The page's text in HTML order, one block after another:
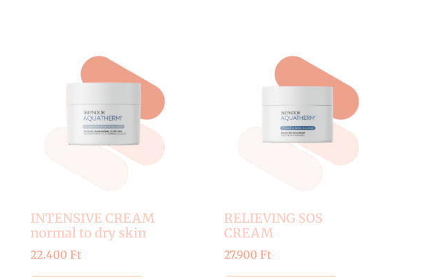
INTENSIVE CREAM
normal to dry skin
22.400 Ft
RELIEVING SOS
CREAM
27.900Ft